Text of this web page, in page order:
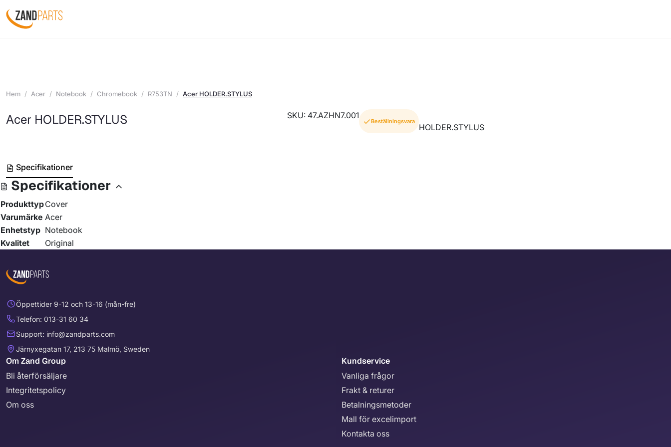
Hem Acer Notebook Chromebook R753TN Acer HOLDER.STYLUS
Acer HOLDER.STYLUS SKU: 47.AZHN7.001
Beställningsvara
HOLDER.STYLUS
Specifikationer
Specifikationer
ProdukttypCover
Varumärke Acer
Enhetstyp Notebook
Kvalitet
Original
Öppettider 9-12 och 13-16 (mån-fre)
Telefon: 013-31 60 34
Support: info@zandparts.com
Järnyxegatan 17, 213 75 Malmö, Sweden
Om Zand Group
Bli återförsäljare
Integritetspolicy
Om oss
Kundservice
Vanliga frågor
Frakt & returer
Betalningsmetoder
Mall för excelimport
Kontakta oss